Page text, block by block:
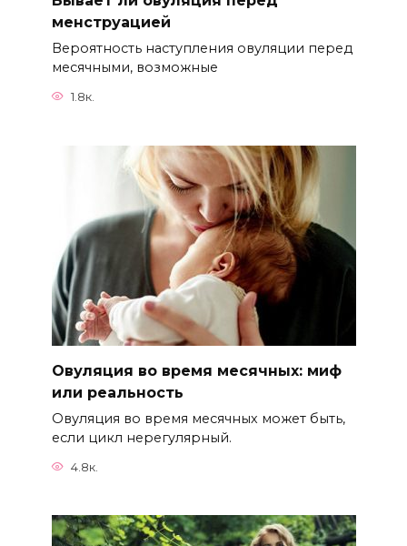
менструацией
Вероятность наступления овуляции перед
месячными, возможные
1.8к.
Овуляция во время месячных: миф
или реальность
Овуляция во время месячных может быть,
если цикл нерегулярный.
4.8к.